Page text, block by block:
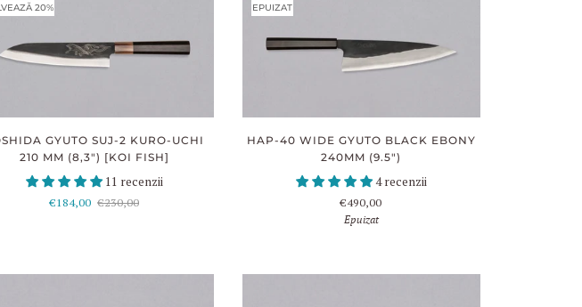
20%
GYUTO SUJ-2 KURO-UCHI
210 MM (8,3") [KOI FISH]
11 recenzii
€184,00 €230,00
EPUIZAT
HAP-40 WIDE GYUTO BLACK EBONY
240MM (9.5")
4 recenzii
€490,00
Epuizat